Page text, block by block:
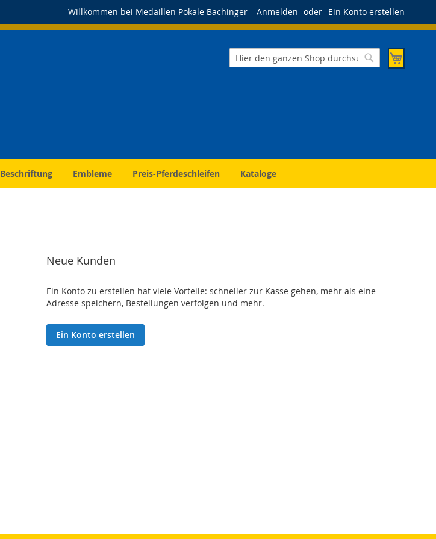
Willkommen bei Medaillen Pokale Bachinger Anmelden Ein Konto erstellen
Suche
Suche
Beschriftung Embleme Preis-Pferdeschleifen Kataloge
Neue Kunden
Ein Konto zu erstellen hat viele Vorteile: schneller zur Kasse gehen, mehr als eine
Adresse speichern, Bestellungen verfolgen und mehr.
Ein Konto erstellen